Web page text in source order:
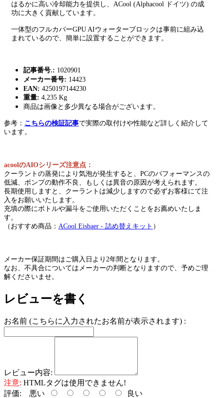
はるかに高い冷却能力を提供し、ACool (Alphacool ドイツ) の成
功に大きく貢献しています。
一体型のフルカバーGPU AIウォーターブロックは事前に組み込
まれているので、簡単に設置することができます。
記事番号.: 1020901
メーカー番号: 14423
EAN: 4250197144230
重量: 4,235 Kg
商品は画像と多少異なる場合がございます。
参考： こちらの検証記事で実際の取付けや性能など詳しく紹介して
います。
acoolのAIOシリーズ注意点：
クーラントの蒸発により気泡が発生すると、PCのパフォーマンスの
低減、ポンプの動作不良、もしくは異音の原因が考えられます。
長期使用しますと、クーラントは減少しますので必ずお客様にて注
入をお願いいたします。
充填の際にボトルや漏斗をご使用いただくことをお薦めいたしま
す。
（おすすめ商品： ACool Eisbaer - 詰め替えキット ）
メーカー保証期間はご購入日より2年間となります。
なお、不具合についてはメーカーの判断となりますので、予めご理
解くださいませ。
レビューを書く
お名前 (こちらに入力されたお名前が表示されます) :
レビュー内容:
注意: HTMLタグは使用できません!
評価: 悪い 良い